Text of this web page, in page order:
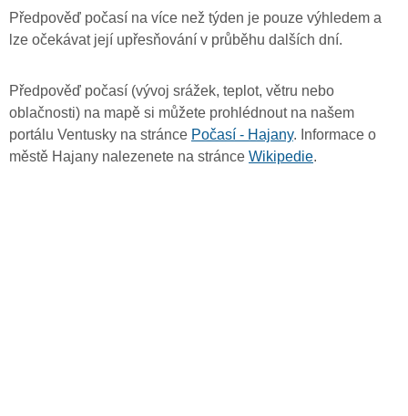
Předpověď počasí na více než týden je pouze výhledem a
lze očekávat její upřesňování v průběhu dalších dní.
Předpověď počasí (vývoj srážek, teplot, větru nebo
oblačnosti) na mapě si můžete prohlédnout na našem
portálu Ventusky na stránce Počasí - Hajany. Informace o
městě Hajany nalezenete na stránce Wikipedie.